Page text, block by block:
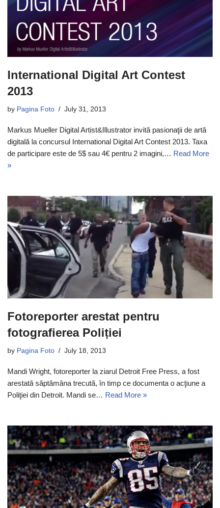
International Digital Art Contest
2013
by Pagina Foto July 31, 2013
Markus Mueller Digital Artist&Illustrator invită pasionaţii de artă
digitală la concursul International Digital Art Contest 2013. Taxa
de participare este de 5$ sau 4€ pentru 2 imagini,… Read More
»
Fotoreporter arestat pentru
fotografierea Poliției
by Pagina Foto July 18, 2013
Mandi Wright, fotoreporter la ziarul Detroit Free Press, a fost
arestată săptămâna trecută, în timp ce documenta o acţiune a
Poliţiei din Detroit. Mandi se… Read More »